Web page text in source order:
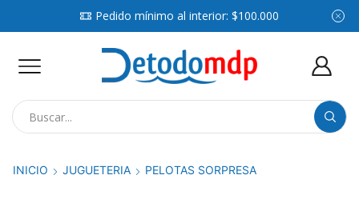
Pedido mínimo al interior: $100.000
INICIO JUGUETERIA PELOTAS SORPRESA